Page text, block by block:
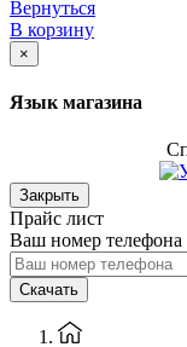
Вернуться
В корзину
×
Язык магазина
Закрыть
Прайс лист
Ваш номер телефона
Скачать